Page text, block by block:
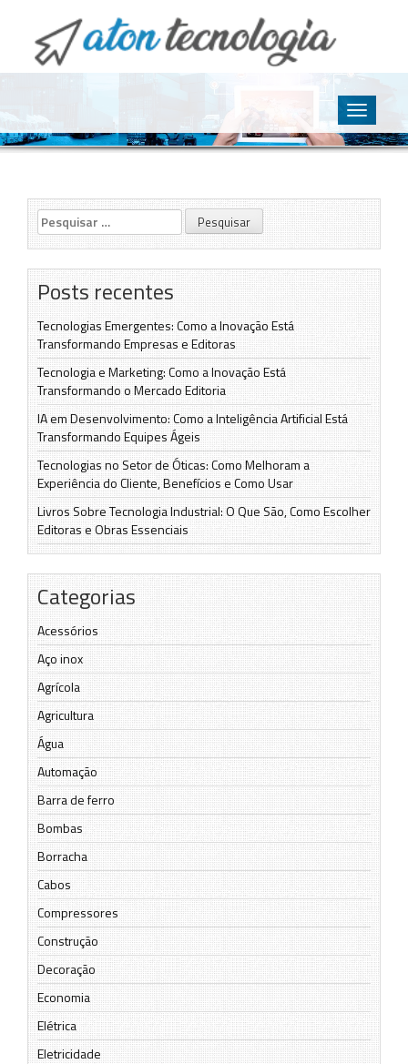
O point da Tecnologia
Toggle
Pesquisar
por:
Posts recentes
Tecnologias Emergentes: Como a Inovação Está
Transformando Empresas e Editoras
Tecnologia e Marketing: Como a Inovação Está
Transformando o Mercado Editoria
IA em Desenvolvimento: Como a Inteligência Artificial Está
Transformando Equipes Ágeis
Tecnologias no Setor de Óticas: Como Melhoram a
Experiência do Cliente, Benefícios e Como Usar
Livros Sobre Tecnologia Industrial: O Que São, Como Escolher
Editoras e Obras Essenciais
Categorias
Acessórios
Aço inox
Agrícola
Agricultura
Água
Automação
Barra de ferro
Bombas
Borracha
Cabos
Compressores
Construção
Decoração
Economia
Elétrica
Eletricidade